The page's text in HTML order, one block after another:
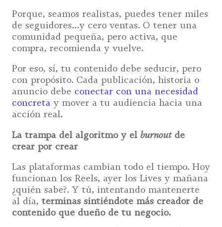
Porque, seamos realistas, puedes tener miles
de seguidores…y cero ventas. O tener una
comunidad pequeña, pero activa, que
compra, recomienda y vuelve.
Por eso, sí, tu contenido debe seducir, pero
con propósito. Cada publicación, historia o
anuncio debe conectar con una necesidad
concreta y mover a tu audiencia hacia una
acción real.
La trampa del algoritmo y el burnoutde
crear por crear
Las plataformas cambian todo el tiempo. Hoy
funcionan los Reels, ayer los Lives y mañana
¿quién sabe?. Y tú, intentando mantenerte
al día, terminas sintiéndote más creador de
contenido que dueño de tu negocio.